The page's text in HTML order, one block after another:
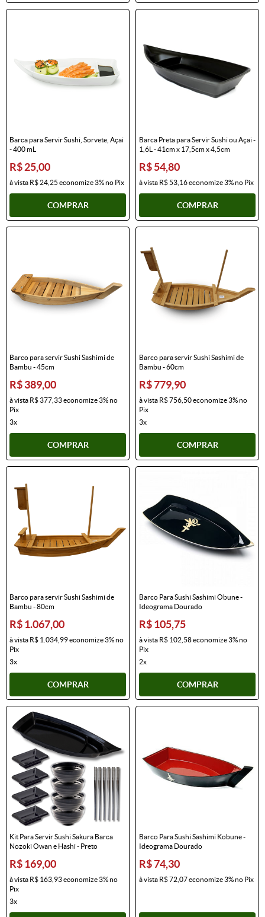
Barca para Servir Sushi, Sorvete, Açai
- 400 mL
R$ 25,00
à vista R$ 24,25 economize3%no Pix
COMPRAR
Barca Preta para Servir Sushi ou Açai -
1,6L - 41cm x 17,5cm x 4,5cm
R$ 54,80
à vista R$ 53,16economize3%no Pix
COMPRAR
Barco para servir Sushi Sashimi de
Bambu - 45cm
R$ 389,00
à vista R$ 377,33economize3%no
Pix
3x
COMPRAR
Barco para servir Sushi Sashimi de
Bambu - 60cm
R$ 779,90
à vista R$ 756,50economize3%no
Pix
3x
COMPRAR
Barco para servir Sushi Sashimi de
Bambu - 80cm
R$ 1.067,00
à vista R$ 1.034,99economize3%no
Pix
3x
COMPRAR
Barco Para Sushi Sashimi Obune -
Ideograma Dourado
R$ 105,75
à vista R$ 102,58economize3%no
Pix
2x
COMPRAR
Kit Para Servir Sushi Sakura Barca
Nozoki Owan e Hashi - Preto
R$ 169,00
à vista R$ 163,93economize3%no
Pix
3x
Barco Para Sushi Sashimi Kobune -
Ideograma Dourado
R$ 74,30
à vista R$ 72,07economize3%no Pix